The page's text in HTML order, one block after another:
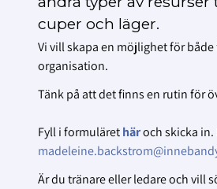
cuper och läger.
Vi vill skapa en möjlighet för
organisation.
Tänk på att det finns en rutin för
Fyll i formulärethäroch skicka
Är du tränare eller ledare och vill